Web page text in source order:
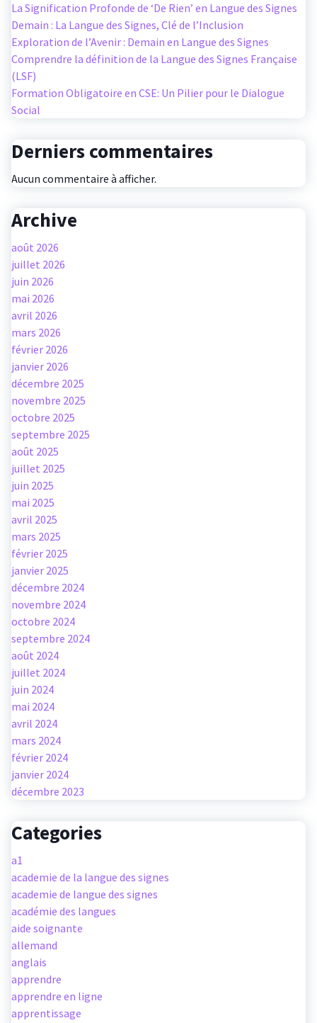
La Signification Profonde de ‘De Rien’ en Langue des Signes
Demain : La Langue des Signes, Clé de l’Inclusion
Exploration de l’Avenir : Demain en Langue des Signes
Comprendre la définition de la Langue des Signes Française
(LSF)
Formation Obligatoire en CSE: Un Pilier pour le Dialogue
Social
Derniers commentaires
Aucun commentaire à afficher.
Archive
août 2026
juillet 2026
juin 2026
mai 2026
avril 2026
mars 2026
février 2026
janvier 2026
décembre 2025
novembre 2025
octobre 2025
septembre 2025
août 2025
juillet 2025
juin 2025
mai 2025
avril 2025
mars 2025
février 2025
janvier 2025
décembre 2024
novembre 2024
octobre 2024
septembre 2024
août 2024
juillet 2024
juin 2024
mai 2024
avril 2024
mars 2024
février 2024
janvier 2024
décembre 2023
Categories
a1
academie de la langue des signes
academie de langue des signes
académie des langues
aide soignante
allemand
anglais
apprendre
apprendre en ligne
apprentissage